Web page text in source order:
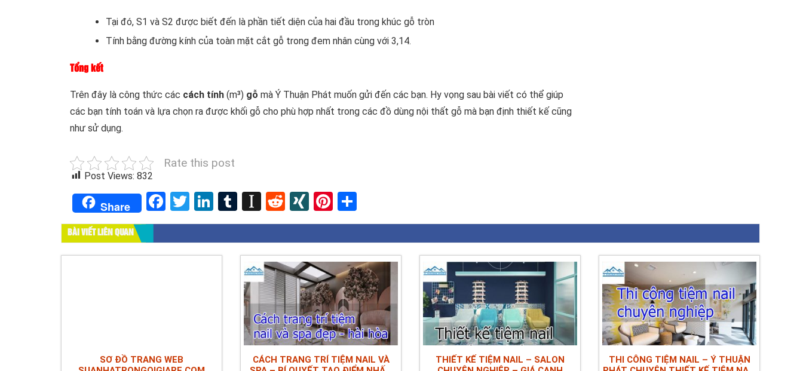
Tại đó, S1 và S2 được biết đến là phần tiết diện của hai đầu trong khúc gỗ tròn
Tính bằng đường kính của toàn mặt cắt gỗ trong đem nhân cùng với 3,14.
Tổng kết
Trên đây là công thức các cách tính (m³) gỗ mà Ý Thuận Phát muốn gửi đến các bạn. Hy vọng sau bài viết có thể giúp
các bạn tính toán và lựa chọn ra được khối gỗ cho phù hợp nhất trong các đồ dùng nội thất gỗ mà bạn định thiết kế cũng
như sử dụng.
Rate this post
Post Views: 832
Share Facebook
TwitterLinkedIn
Tumblr
Instapaper
RedditXINGPinterest
BÀI VIẾT LIÊN QUAN
SƠ ĐỒ TRANG WEB
CÁCH TRANG TRÍ TIỆM NAIL VÀ
THIẾT KẾ TIỆM NAIL – SALON
THI CÔNG TIỆM NAIL – Ý THUẬN